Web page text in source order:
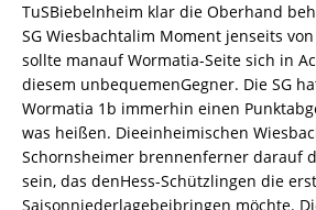
TuSBiebelnheim klar die Oberhand
SG Wiesbachtalim Moment jenseits
sollte manauf Wormatia-Seite sich in
diesem unbequemenGegner. Die SG
Wormatia 1b immerhin einen
was heißen. Dieeinheimischen
Schornsheimer brennenferner darauf
sein, das denHess-Schützlingen die
Saisonniederlagebeibringen möchte.